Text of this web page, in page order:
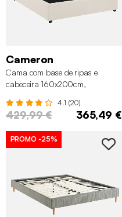
Cameron
Cama com base de ripas e
cabeceira 160x200cm,
4.1 (20)
429,99 € 365,49 €
PROMO -25%